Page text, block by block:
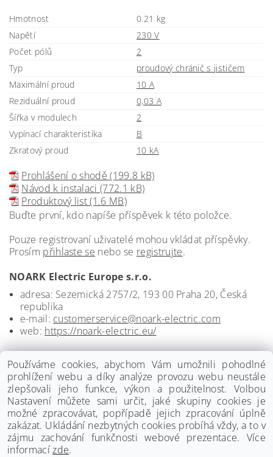
Hmotnost
0.21 kg
Napětí
230 V
Počet pólů
2
Typ
proudový chránič s jističem
Maximální proud
10 A
Reziduální proud
0,03 A
Šířka v modulech
2
Vypínací charakteristika
B
Zkratový proud
10 kA
Prohlášení o shodě (199.8 kB)
Návod k instalaci (772.1 kB)
Produktový list (1.6 MB)
Buďte první, kdo napíše příspěvek k této položce.
Pouze registrovaní uživatelé mohou vkládat příspěvky.
Prosím přihlaste se nebo se registrujte.
NOARK Electric Europe s.r.o.
adresa: Sezemická 2757/2, 193 00 Praha 20, Česká
republika
e-mail: customerservice@noark-electric.com
web: https://noark-electric.eu/
www.palmat.cz
Používáme cookies, abychom Vám umožnili pohodlné
prohlížení webu a díky analýze provozu webu neustále
zlepšovali jeho funkce, výkon a použitelnost. Volbou
Nastavení můžete sami určit, jaké skupiny cookies je
možné zpracovávat, popřípadě jejich zpracování úplně
zakázat. Ukládání nezbytných cookies probíhá vždy, a to v
zájmu zachování funkčnosti webové prezentace. Více
informacízde.